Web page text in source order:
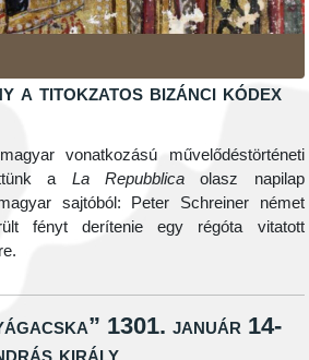
a titokzatos bizánci kódex
vonatkozású művelődéstörténeti
a La Repubblicaolasz napilap
sajtóból: Peter Schreiner német
fényt derítenie egy régóta vitatott
1301. január 14-
király